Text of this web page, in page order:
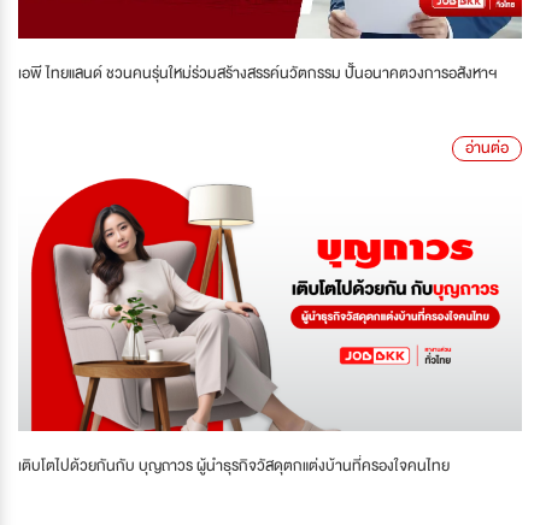
เอพี ไทยแลนด์ ชวนคนรุ่นใหม่ร่วมสร้างสรรค์นวัตกรรม ปั้นอนาคตวงการอสังหาฯ
อ่านต่อ
เติบโตไปด้วยกันกับ บุญถาวร ผู้นำธุรกิจวัสดุตกแต่งบ้านที่ครองใจคนไทย